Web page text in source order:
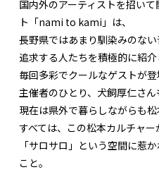
国内外のアーティストを招い
ト「nami to kami」は、
長野県ではあまり馴染みのな
追求する人たちを積極的に紹介
毎回多彩でクールなゲストが登
主催者のひとり、犬飼厚仁さん
現在は県外で暮らしながらも
すべては、この松本カルチャー
「サロサロ」という空間に惹
こと。